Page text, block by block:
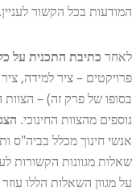
המודעות בכל הקשור לעניין.
לאחר כתיבת התכנית על
פרויקטים – ציר למידה,
בסופו של פרק זה) – הצוות
נוספים מהצוות החינוכי.
אנשי חינוך מכלל בביה"ס
שאלות מגוונות הקשורות
על מגוון השאלות הללו